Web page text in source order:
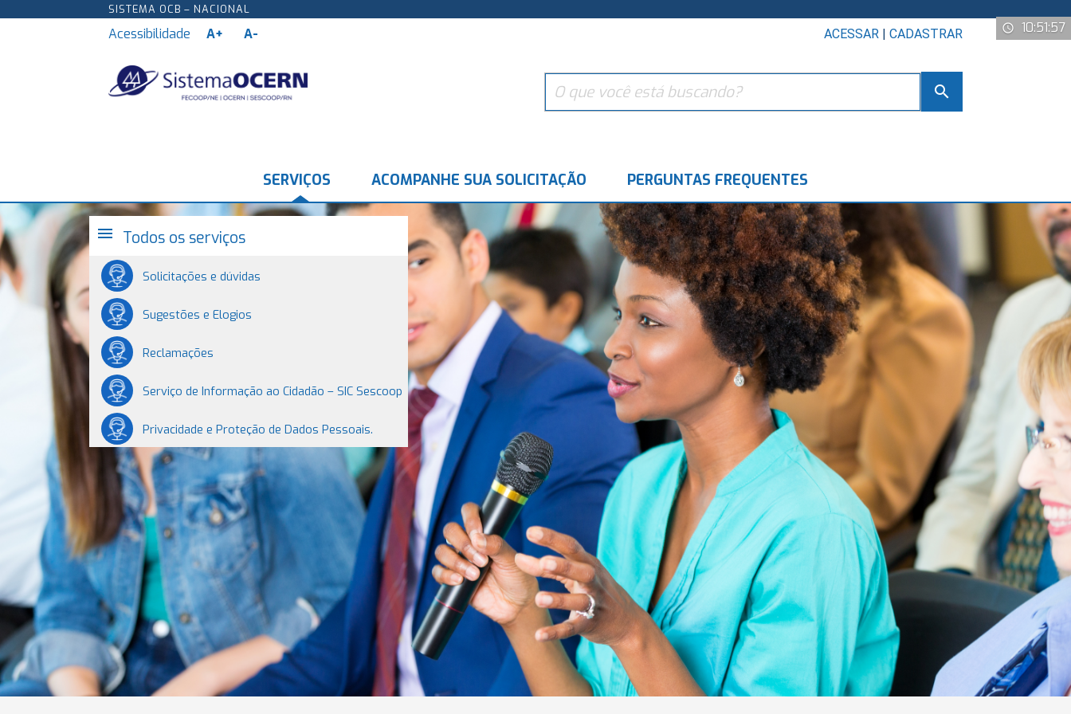
SISTEMA OCB – NACIONAL
Acessibilidade A+ A- ACESSAR| CADASTRAR
search
access_time 10:51:58
SERVIÇOS ACOMPANHE SUA SOLICITAÇÃO PERGUNTAS FREQUENTES
menu Todos os serviços
Solicitações e dúvidas
Sugestões e Elogios
Reclamações
Serviço de Informação ao Cidadão – SIC Sescoop
Privacidade e Proteção de Dados Pessoais.